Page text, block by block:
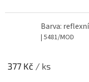
Barva:
| 5481/MOD
377 Kč / ks